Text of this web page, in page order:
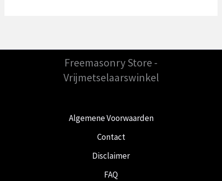
Freemasonry Store -
Vrijmetselaarswinkel
Algemene Voorwaarden
Contact
Disclaimer
FAQ